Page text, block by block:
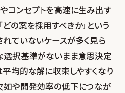
コンセプトを高速に生み出す
どの案を採用すべきか」という
ていないケースが多く見ら
選択基準がないまま意思決定
平均的な解に収束しやすくなり
如や開発効率の低下につなが